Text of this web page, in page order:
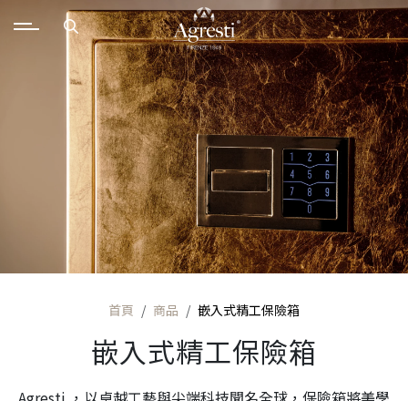
首頁 商品 嵌入式精工保險箱
嵌入式精工保險箱